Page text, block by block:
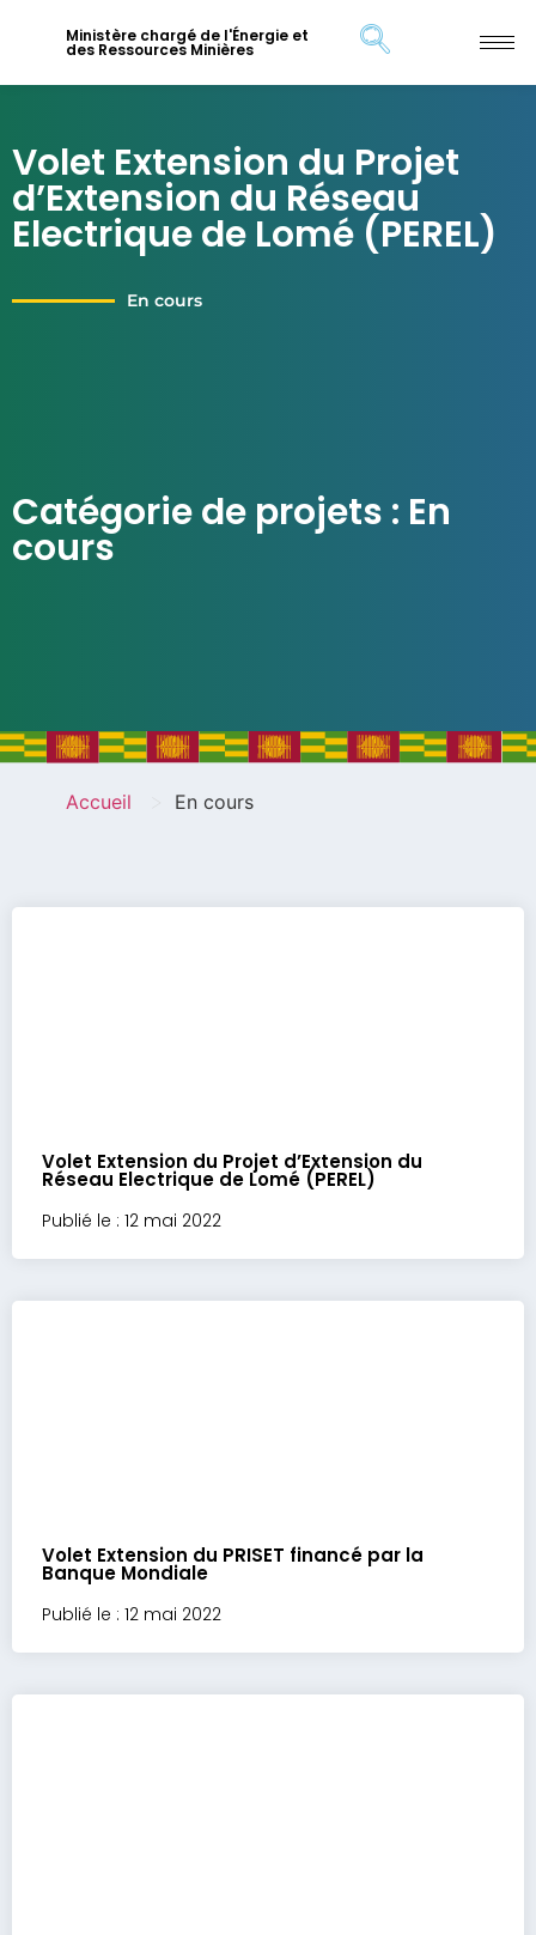
Ministère chargé de l'Énergie et
des Ressources Minières
Volet Extension du Projet
d’Extension du Réseau
Electrique de Lomé (PEREL)
En cours
Catégorie de projets : En
cours
Accueil En cours
Volet Extension du Projet d’Extension du
Réseau Electrique de Lomé (PEREL)
Publié le : 12 mai 2022
Volet Extension du PRISET financé par la
Banque Mondiale
Publié le : 12 mai 2022